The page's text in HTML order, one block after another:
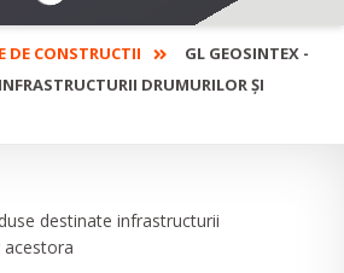
DE CONSTRUCTII
GL GEOSINTEX -
DRUMURILOR ȘI